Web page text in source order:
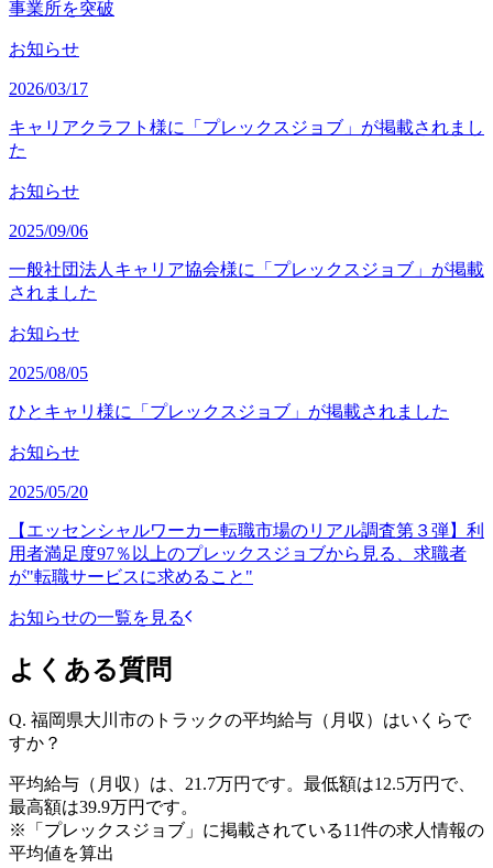
事業所を突破
お知らせ
2026/03/17
キャリアクラフト様に「プレックスジョブ」が掲載されまし
た
お知らせ
2025/09/06
一般社団法人キャリア協会様に「プレックスジョブ」が掲載
されました
お知らせ
2025/08/05
ひとキャリ様に「プレックスジョブ」が掲載されました
お知らせ
2025/05/20
【エッセンシャルワーカー転職市場のリアル調査第３弾】利
用者満足度97％以上のプレックスジョブから見る、求職者
が"転職サービスに求めること"
お知らせの一覧を見る
よくある質問
Q. 福岡県大川市のトラックの平均給与（月収）はいくらで
すか？
平均給与（月収）は、21.7万円です。最低額は12.5万円で、
最高額は39.9万円です。
※「プレックスジョブ」に掲載されている11件の求人情報の
平均値を算出